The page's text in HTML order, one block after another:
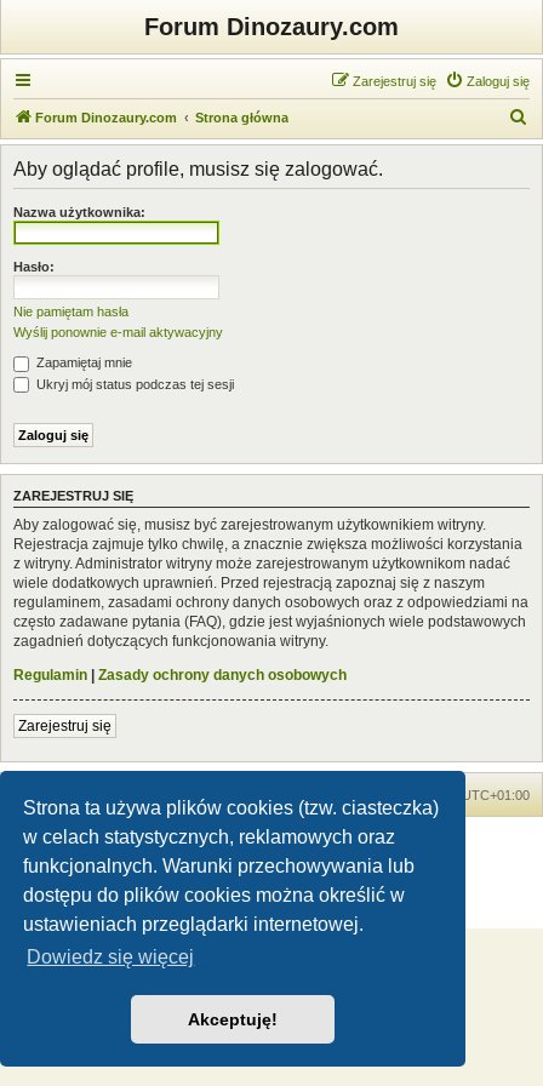
Strona ta używa plików cookies (tzw. ciasteczka)
w celach statystycznych, reklamowych oraz
funkcjonalnych. Warunki przechowywania lub
dostępu do plików cookies można określić w
ustawieniach przeglądarki internetowej.
Dowiedz się więcej
Akceptuję!
Forum Dinozaury.com
Zaloguj się
Zarejestruj się
Forum Dinozaury.com Strona główna
z
Aby oglądać profile, musisz się zalogować.
Nazwa użytkownika:
Hasło:
Nie pamiętam hasła
Wyślij ponownie e-mail aktywacyjny
Zapamiętaj mnie
Ukryj mój status podczas tej sesji
ZAREJESTRUJ SIĘ
Aby zalogować się, musisz być zarejestrowanym użytkownikiem witryny.
Rejestracja zajmuje tylko chwilę, a znacznie zwiększa możliwości korzystania
z witryny. Administrator witryny może zarejestrowanym użytkownikom nadać
wiele dodatkowych uprawnień. Przed rejestracją zapoznaj się z naszym
regulaminem, zasadami ochrony danych osobowych oraz z odpowiedziami na
często zadawane pytania (FAQ), gdzie jest wyjaśnionych wiele podstawowych
zagadnień dotyczących funkcjonowania witryny.
Regulamin | Zasady ochrony danych osobowych
Zarejestruj się
UTC+01:00
Dinozaury.com© 2006-2020
Technologię dostarczaphpBB® Forum Software © phpBB Limited
Zasady ochrony danych osobowych|Regulamin